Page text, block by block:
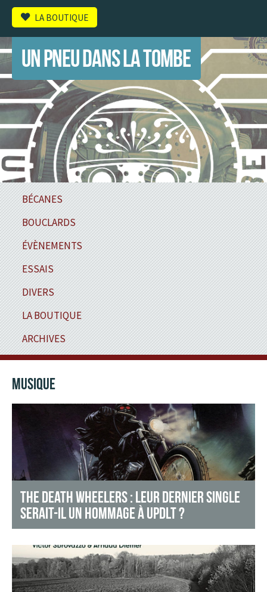
LA BOUTIQUE
UN PNEU DANS LA TOMBE
BÉCANES
BOUCLARDS
ÉVÈNEMENTS
ESSAIS
DIVERS
LA BOUTIQUE
ARCHIVES
MUSIQUE
THE DEATH WHEELERS : LEUR DERNIER SINGLE
SERAIT-IL UN HOMMAGE À UPDLT ?